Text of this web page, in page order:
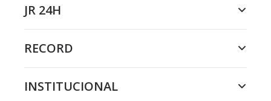
JR 24H
RECORD
INSTITUCIONAL